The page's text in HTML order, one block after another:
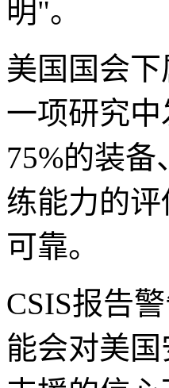
明"。
美国国会
一项研究
75%的装
练能力的
可靠。
CSIS报告
能会对美